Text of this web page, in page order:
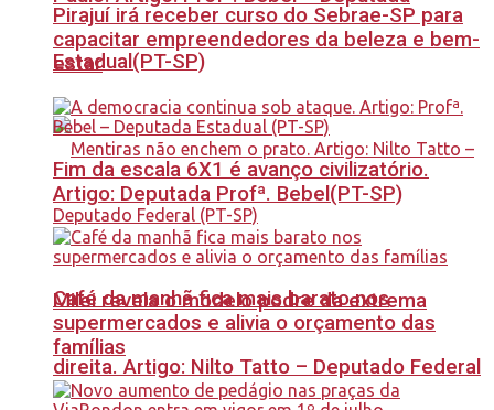
Estadual(PT-SP)
Milei revela o modelo podre da extrema
direita. Artigo: Nilto Tatto – Deputado Federal
Pirajuí irá receber curso do Sebrae-SP para
capacitar empreendedores da beleza e bem-
estar
Fim da escala 6X1 é avanço civilizatório.
Artigo: Deputada Profª. Bebel(PT-SP)
Café da manhã fica mais barato nos
supermercados e alivia o orçamento das
famílias